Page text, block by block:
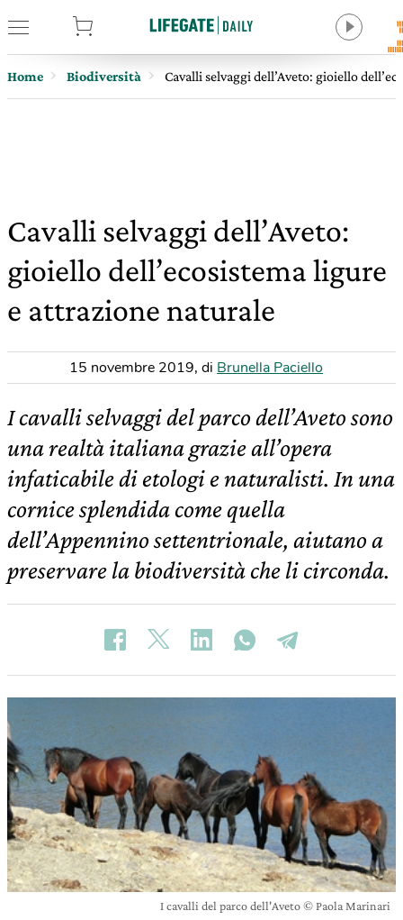
Home Biodiversità Cavalli selvaggi dell’Aveto: gioiello
Cavalli selvaggi dell’Aveto:
gioiello dell’ecosistema ligure
e attrazione naturale
15 novembre 2019, di Brunella Paciello
I cavalli selvaggi del parco dell’Aveto sono
una realtà italiana grazie all’opera
infaticabile di etologi e naturalisti. In una
cornice splendida come quella
dell’Appennino settentrionale, aiutano a
preservare la biodiversità che li circonda.
I cavalli del parco dell'Aveto © Paola Marinari